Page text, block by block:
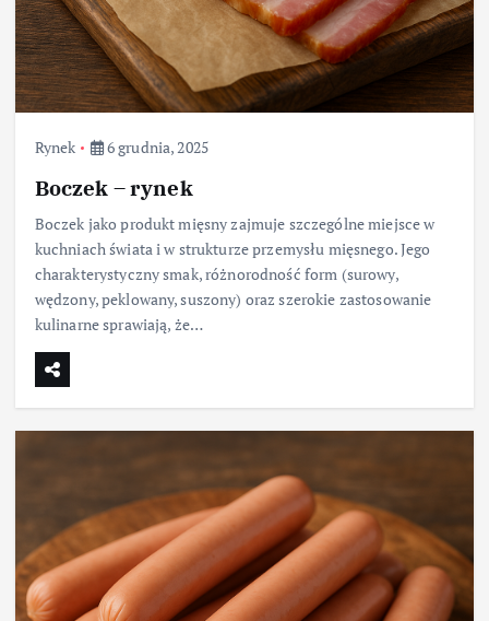
Rynek 6 grudnia, 2025
Boczek – rynek
Boczek jako produkt mięsny zajmuje szczególne miejsce w
kuchniach świata i w strukturze przemysłu mięsnego. Jego
charakterystyczny smak, różnorodność form (surowy,
wędzony, peklowany, suszony) oraz szerokie zastosowanie
kulinarne sprawiają, że…